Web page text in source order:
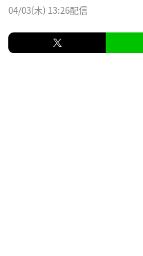
04/03(木) 13:26配信